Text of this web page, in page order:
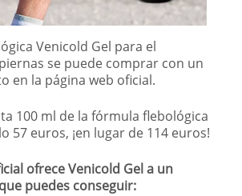
Venicold Gel para el
se puede comprar con un
en la página web oficial.
100 ml de la fórmula flebológica
57 euros, ¡en lugar de 114 euros!
ofrece Venicold Gel a un
puedes conseguir: